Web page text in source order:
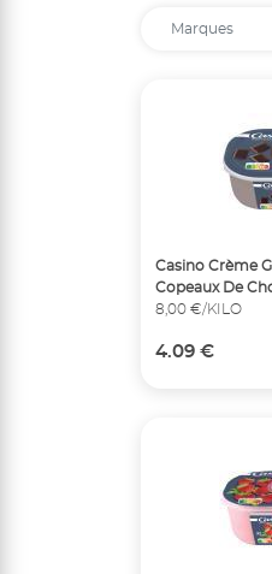
Casino Crème
Copeaux De
8,00 €/KILO
4.09 €